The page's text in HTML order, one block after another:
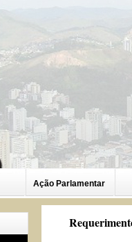
Ação Parlamentar